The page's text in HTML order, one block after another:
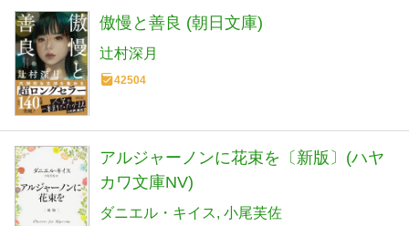
傲慢と善良 (朝日文庫)
辻村深月
42504
アルジャーノンに花束を〔新版〕(ハヤ
カワ文庫NV)
ダニエル・キイス 小尾芙佐